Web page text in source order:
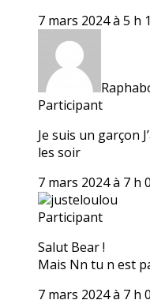
7 mars 2024 à 5 h
Participant
Je suis un garçon
les soir
7 mars 2024 à 7 h
justeloulou
Participant
Salut Bear !
Mais Nn tu n est
7 mars 2024 à 7 h